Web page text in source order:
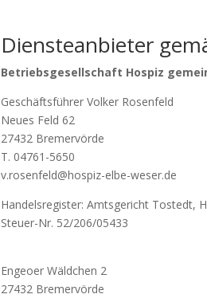
Diensteanbieter
Betriebsgesellschaft Hospiz
Geschäftsführer Volker Rosenfeld
Neues Feld 62
27432 Bremervörde
T. 04761-5650
v.rosenfeld@hospiz-elbe-weser.de
Handelsregister: Amtsgericht Tostedt,
Steuer-Nr. 52/206/05433
Engeoer Wäldchen 2
27432 Bremervörde